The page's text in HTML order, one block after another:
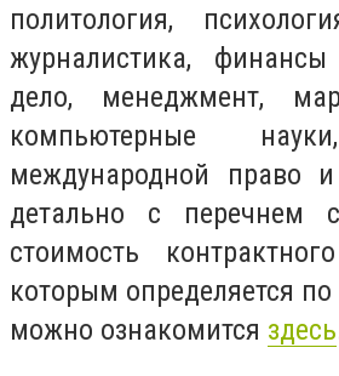
политология,
журналистика,
дело, менеджмент,
компьютерные
международной право
детально с перечнем
стоимость
которым определяется
можно ознакомится здесь